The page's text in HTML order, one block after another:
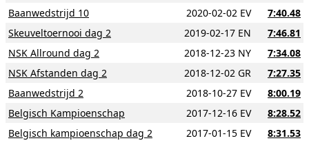
Baanwedstrijd 10
2020-02-02 EV 7:40.48
Skeuveltoernooi dag 2
2019-02-17 EN 7:46.81
NSK Allround dag 2
2018-12-23 NY 7:34.08
NSK Afstanden dag 2
2018-12-02 GR 7:27.35
Baanwedstrijd 2
2018-10-27 EV 8:00.19
Belgisch Kampioenschap
2017-12-16 EV 8:28.52
Belgisch kampioenschap dag 2
2017-01-15 EV 8:31.53